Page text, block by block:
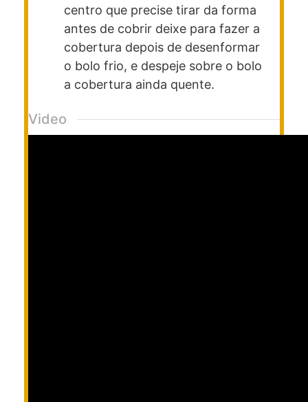
centro que precise tirar da forma
antes de cobrir deixe para fazer a
cobertura depois de desenformar
o bolo frio, e despeje sobre o bolo
a cobertura ainda quente.
Video